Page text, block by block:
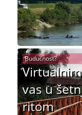
vas u
ritom
Budućnost?